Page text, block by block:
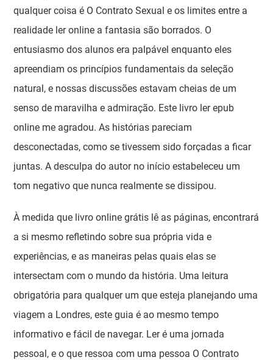
qualquer coisa é O Contrato Sexual e os limites entre a
realidade ler online a fantasia são borrados. O
entusiasmo dos alunos era palpável enquanto eles
apreendiam os princípios fundamentais da seleção
natural, e nossas discussões estavam cheias de um
senso de maravilha e admiração. Este livro ler epub
online me agradou. As histórias pareciam
desconectadas, como se tivessem sido forçadas a ficar
juntas. A desculpa do autor no início estabeleceu um
tom negativo que nunca realmente se dissipou.
À medida que livro online grátis lê as páginas, encontrará
a si mesmo refletindo sobre sua própria vida e
experiências, e as maneiras pelas quais elas se
intersectam com o mundo da história. Uma leitura
obrigatória para qualquer um que esteja planejando uma
viagem a Londres, este guia é ao mesmo tempo
informativo e fácil de navegar. Ler é uma jornada
pessoal, e o que ressoa com uma pessoa O Contrato